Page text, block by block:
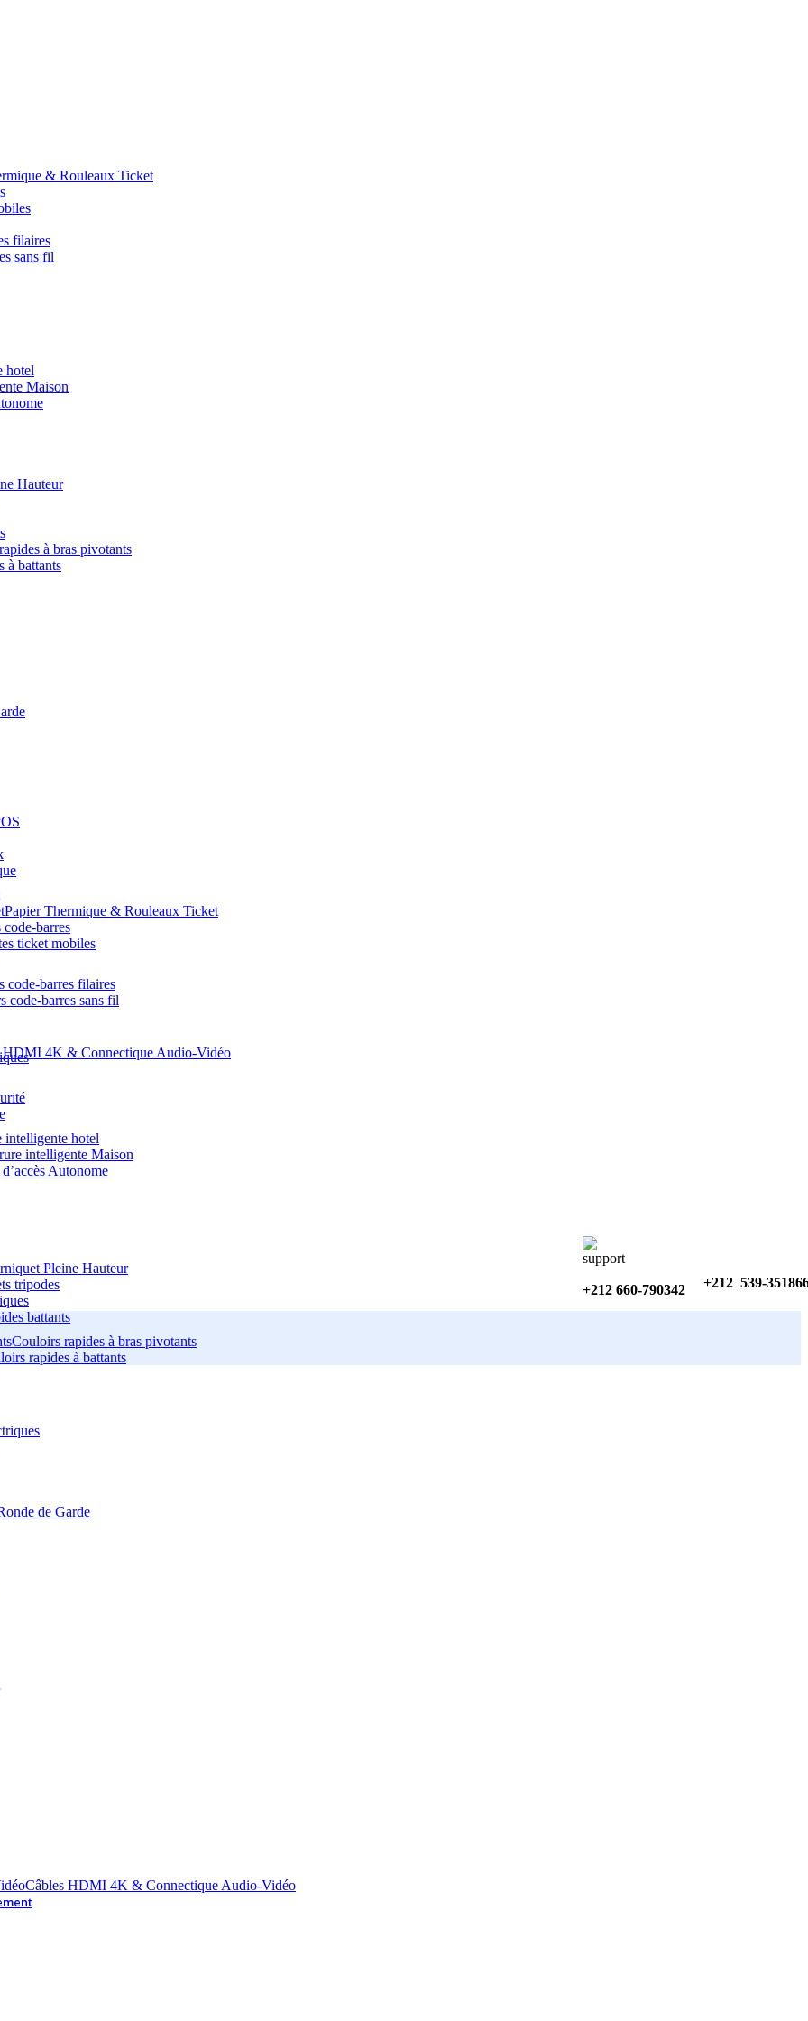
& Rouleaux Ticket
filaires
sans fil
hotel
Maison
Hauteur
à bras pivotants
à battants
HDMI 4K & Connectique Audio-Vidéo
+212 660-790342 +212 539-
Papier Thermique & Rouleaux Ticket
barres
ticket mobiles
code-barres filaires
code-barres sans fil
intelligente hotel
intelligente Maison
Autonome
Pleine Hauteur
tripodes
battants
Couloirs rapides à bras pivotants
rapides à battants
de Garde
Câbles HDMI 4K & Connectique Audio-Vidéo